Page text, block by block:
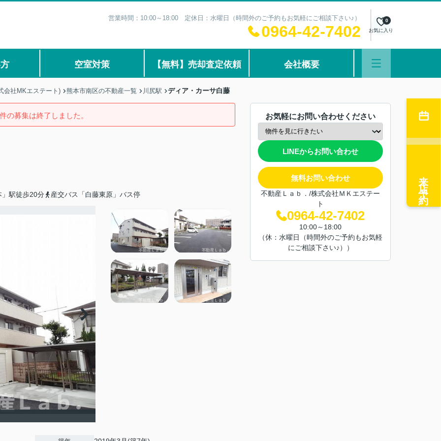
営業時間：10:00～18:00 定休日：水曜日（時間外のご予約もお気軽にご相談下さい♪）
0964-42-7402 お気に入り
0
空室対策 【無料】売却査定依頼 会社概要
会社MKエステート) 熊本市南区の不動産一覧 川尻駅 ディア・カーサ白藤
の募集は終了しました。
駅徒歩20分 産交バス「白藤東原」バス停
お気軽にお問い合わせください
LINEからお問い合わせ
無料お問い合わせ
不動産Ｌａｂ．/株式会社ＭＫエステー
ト
0964-42-7402
10:00～18:00
（休：水曜日（時間外のご予約もお気軽
にご相談下さい♪））
来店予約